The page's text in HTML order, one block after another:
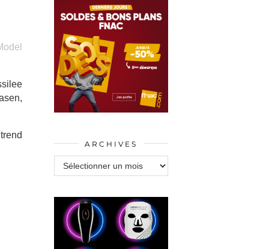
ARCHIVES
Archives